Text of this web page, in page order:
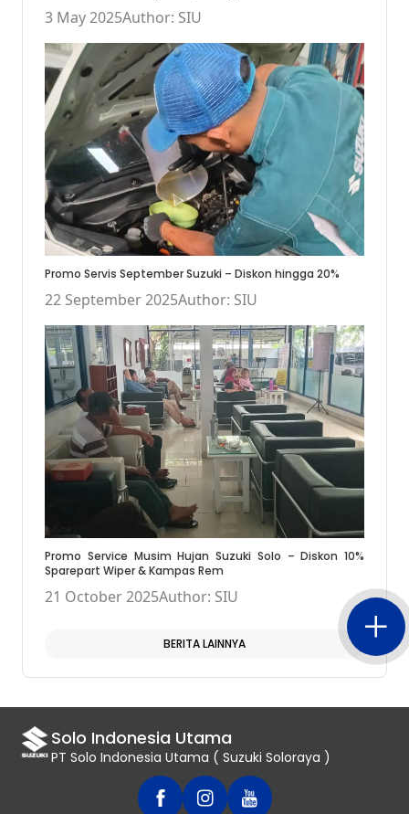
3 May 2025Author: SIU
Promo Servis September Suzuki – Diskon hingga 20%
22 September 2025Author: SIU
Promo Service Musim Hujan Suzuki Solo – Diskon 10%
Sparepart Wiper & Kampas Rem
21 October 2025Author: SIU
BERITA LAINNYA
Solo Indonesia Utama
PT Solo Indonesia Utama ( Suzuki Soloraya )